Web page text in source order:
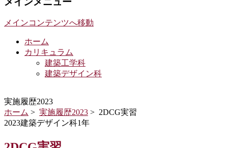
メインコンテンツへ移動
ホーム
カリキュラム
建築工学科
建築デザイン科
実施履歴2023
ホーム > 実施履歴2023 > 2DCG実習
2023建築デザイン科1年